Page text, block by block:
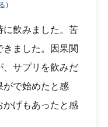
）
に飲みました。苦
ました。因果関
、サプリを飲みだ
がで始めたと感
かげもあったと感